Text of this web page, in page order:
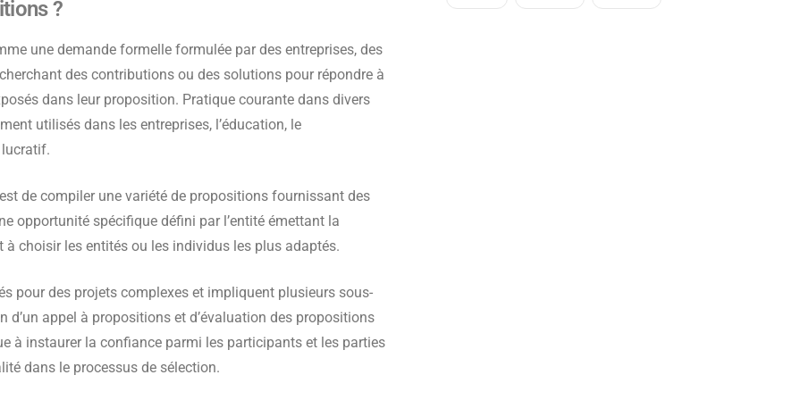
?
une demande formelle formulée par des entreprises, des
des contributions ou des solutions pour répondre à
dans leur proposition. Pratique courante dans divers
utilisés dans les entreprises, l’éducation, le
de compiler une variété de propositions fournissant des
opportunité spécifique défini par l’entité émettant la
choisir les entités ou les individus les plus adaptés.
pour des projets complexes et impliquent plusieurs sous-
d’un appel à propositions et d’évaluation des propositions
à instaurer la confiance parmi les participants et les parties
dans le processus de sélection.